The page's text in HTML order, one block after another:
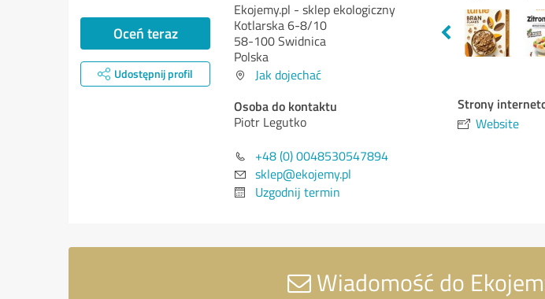
Oceń teraz
Udostępnij profil
Ekojemy.pl - sklep ekologiczny
Kotlarska 6-8/10
58-100 Swidnica
Polska
Jak dojechać
Osoba do kontaktu
Piotr Legutko
+48 (0) 0048530547894
sklep@ekojemy.pl
Uzgodnij termin
Strony
Website
Wiadomość do